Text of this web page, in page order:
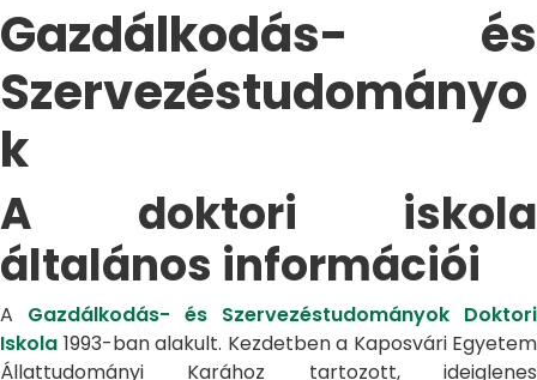
Gazdálkodás- és
Szervezéstudományo
k
A doktori iskola
általános információi
A Gazdálkodás- és Szervezéstudományok Doktori
Iskola 1993-ban alakult. Kezdetben a Kaposvári Egyetem
Állattudományi Karához tartozott, ideiglenes